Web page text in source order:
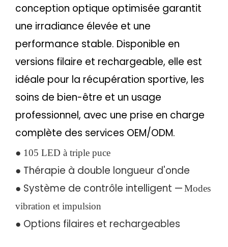
conception optique optimisée garantit
une irradiance élevée et une
performance stable. Disponible en
versions filaire et rechargeable, elle est
idéale pour la récupération sportive, les
soins de bien-être et un usage
professionnel, avec une prise en charge
complète des services OEM/ODM.
● 105 LED à triple puce
● Thérapie à double longueur d'onde
● Système de contrôle intelligent —Modes
vibration et impulsion
● Options filaires et rechargeables